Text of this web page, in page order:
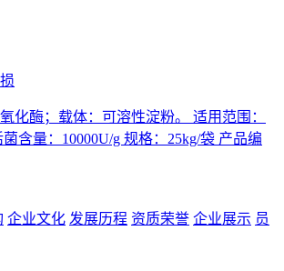
化酶；载体：可溶性淀粉。 适用范围：
含量：10000U/g 规格：25kg/袋 产品编
企业文化 发展历程 资质荣誉 企业展示 员